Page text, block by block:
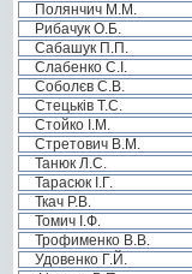
Полянчич М.М.
Рибачук О.Б.
Сабашук П.П.
Слабенко С.І.
Соболєв С.В.
Стецьків Т.С.
Стойко І.М.
Стретович В.М.
Танюк Л.С.
Тарасюк І.Г.
Ткач Р.В.
Томич І.Ф.
Трофименко В.В.
Удовенко Г.Й.